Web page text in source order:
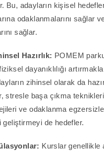
Bu, adayların kişisel
odaklanmalarını sağlar
sağlar.
Hazırlık: POMEM
dayanıklılığı
zihinsel olarak da
stresle başa çıkma
ve odaklanma
de hedefler.
Kurslar genellikle